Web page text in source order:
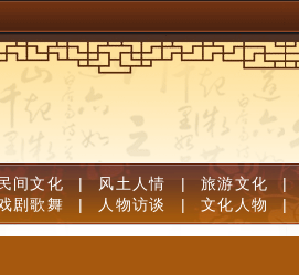
民间文化 | 风土人情 | 旅游文化 |
剧歌舞 | 人物访谈 | 文化人物 |